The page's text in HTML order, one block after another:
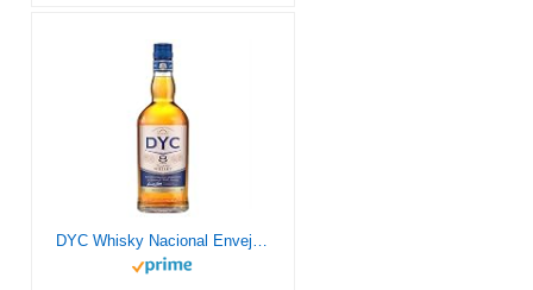
DYC Whisky Nacional Envejecido 8 Años en barricas de roble americano, 40% 70cl.